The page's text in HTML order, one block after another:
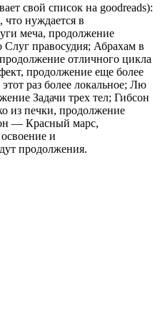
свой список на goodreads):
нуждается в
меча, продолжение
правосудия; Абрахам в
отличного цикла
продолжение еще более
раз более локальное; Лю
Задачи трех тел; Гибсон
из печки, продолжение
— Красный марс,
и
продолжения.